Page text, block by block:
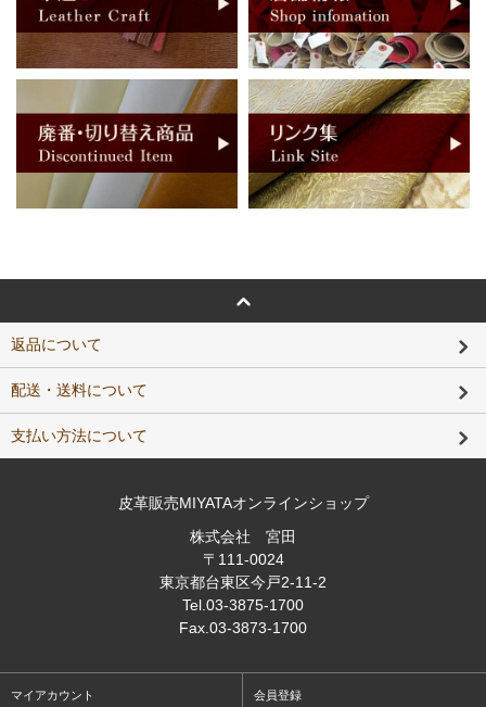
返品について
配送・送料について
支払い方法について
皮革販売MIYATAオンラインショップ
株式会社 宮田
〒111-0024
東京都台東区今戸2-11-2
Tel .03-3875-1700
Fax .03-3873-1700
マイアカウント 会員登録